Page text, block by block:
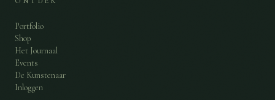
Portfolio
Shop
Het Journaal
Events
De Kunstenaar
Inloggen